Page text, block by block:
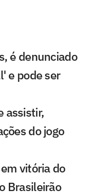
é denunciado
e pode ser
assistir,
do jogo
vitória do
Brasileirão